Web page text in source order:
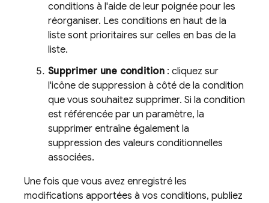
conditions à l'aide de leur poignée pour les
réorganiser. Les conditions en haut de la
liste sont prioritaires sur celles en bas de la
liste.
Supprimer une condition: cliquez sur
l'icône de suppression à côté de la condition
que vous souhaitez supprimer. Si la condition
est référencée par un paramètre, la
supprimer entraîne également la
suppression des valeurs conditionnelles
associées.
Une fois que vous avez enregistré les
modifications apportées à vos conditions, publiez